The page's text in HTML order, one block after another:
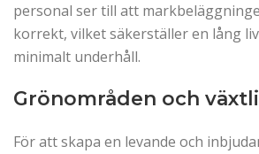
personal ser till att
korrekt, vilket säkerställer en lång
minimalt underhåll.
Grönområden och
För att skapa en levande och